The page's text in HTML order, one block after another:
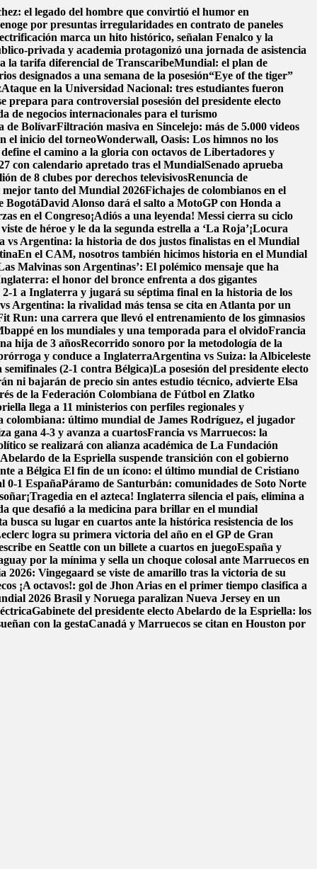
el legado del hombre que convirtió el humor en
por presuntas irregularidades en contrato de paneles
marca un hito histórico, señalan Fenalco y la
privada y academia protagonizó una jornada de asistencia
la tarifa diferencial de TranscaribeMundial: el plan de
designados a una semana de la posesión“Eye of the tiger”
Ataque en la Universidad Nacional: tres estudiantes fueron
prepara para controversial posesión del presidente electo
de negocios internacionales para el turismo
de BolívarFiltración masiva en Sincelejo: más de 5.000 videos
el inicio del torneoWonderwall, Oasis: Los himnos no los
el camino a la gloria con octavos de Libertadores y
con calendario apretado tras el MundialSenado aprueba
de 8 clubes por derechos televisivosRenuncia de
mejor tanto del Mundial 2026Fichajes de colombianos en el
BogotáDavid Alonso dará el salto a MotoGP con Honda a
en el Congreso¡Adiós a una leyenda! Messi cierra su ciclo
de héroe y le da la segunda estrella a ‘La Roja’¡Locura
vs Argentina: la historia de dos justos finalistas en el Mundial
En el CAM, nosotros también hicimos historia en el Mundial
Malvinas son Argentinas’: El polémico mensaje que ha
el honor del bronce enfrenta a dos gigantes
1 a Inglaterra y jugará su séptima final en la historia de los
Argentina: la rivalidad más tensa se cita en Atlanta por un
Run: una carrera que llevó el entrenamiento de los gimnasios
en los mundiales y una temporada para el olvidoFrancia
hija de 3 añosRecorrido sonoro por la metodología de la
y conduce a InglaterraArgentina vs Suiza: la Albiceleste
(2-1 contra Bélgica)La posesión del presidente electo
ni bajarán de precio sin antes estudio técnico, advierte Elsa
de la Federación Colombiana de Fútbol en Zlatko
llega a 11 ministerios con perfiles regionales y
colombiana: último mundial de James Rodríguez, el jugador
gana 4-3 y avanza a cuartosFrancia vs Marruecos: la
se realizará con alianza académica de La Fundación
de la Espriella suspende transición con el gobierno
a Bélgica El fin de un ícono: el último mundial de Cristiano
0-1 EspañaPáramo de Santurbán: comunidades de Soto Norte
¡Tragedia en el azteca! Inglaterra silencia el país, elimina a
que desafió a la medicina para brillar en el mundial
busca su lugar en cuartos ante la histórica resistencia de los
logra su primera victoria del año en el GP de Gran
en Seattle con un billete a cuartos en juegoEspaña y
por la mínima y sella un choque colosal ante Marruecos en
2026: Vingegaard se viste de amarillo tras la victoria de su
¡A octavos!: gol de Jhon Arias en el primer tiempo clasifica a
2026 Brasil y Noruega paralizan Nueva Jersey en un
Gabinete del presidente electo Abelardo de la Espriella: los
con la gestaCanadá y Marruecos se citan en Houston por